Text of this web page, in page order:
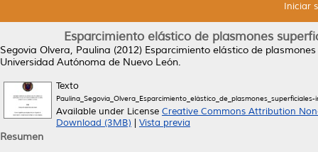
Iniciar
Esparcimiento elástico de plasmones
Segovia Olvera, Paulina (2012) Esparcimiento elástico de
Universidad Autónoma de Nuevo León.
Texto
Available under License Creative Commons Attribution
Download (3MB)
Vista previa
Resumen